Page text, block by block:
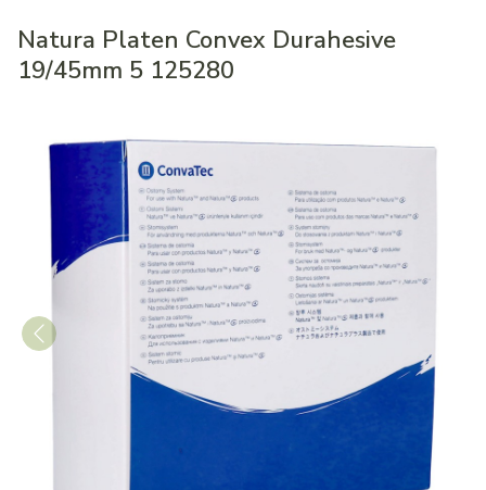
Natura Platen Convex Durahesive
19/45mm 5 125280